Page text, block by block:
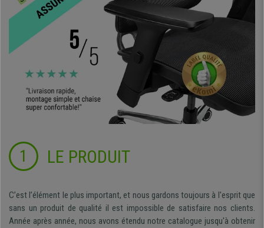
1 LE PRODUIT
C’est l’élément le plus important, et nous gardons toujours à l'esprit que
sans un produit de qualité il est impossible de satisfaire nos clients.
Année après année, nous avons étendu notre catalogue jusqu'à obtenir